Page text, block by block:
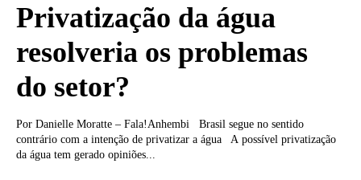
Privatização da água
resolveria os problemas
do setor?
Por Danielle Moratte – Fala!Anhembi Brasil segue no sentido
contrário com a intenção de privatizar a água A possível privatização
da água tem gerado opiniões...